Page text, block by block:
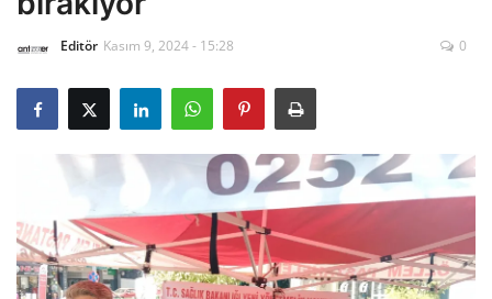
Eğitim
Hakkımızda
Asayiş
Çevre
Editör Kasım 9, 2024 - 15:28 0